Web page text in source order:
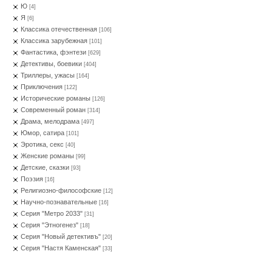
Ю [4]
Я [6]
Классика отечественная [106]
Классика зарубежная [101]
Фантастика, фэнтези [629]
Детективы, боевики [404]
Триллеры, ужасы [164]
Приключения [122]
Исторические романы [126]
Современный роман [314]
Драма, мелодрама [497]
Юмор, сатира [101]
Эротика, секс [40]
Женские романы [99]
Детские, сказки [93]
Поэзия [16]
Религиозно-философские [12]
Научно-познавательные [16]
Серия "Метро 2033" [31]
Серия "Этногенез" [18]
Серия "Новый детективъ" [20]
Серия "Настя Каменская" [33]